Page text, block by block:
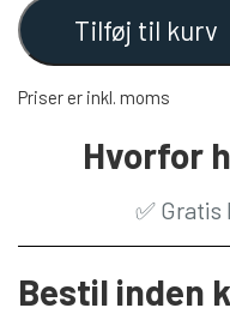
Tilføj til kurv
Priser er inkl. moms
Hvorfor
✅ Gratis
Bestil inden